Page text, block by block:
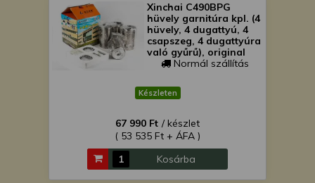
Xinchai C490BPG
hüvely garnitúra kpl. (4
hüvely, 4 dugattyú, 4
csapszeg, 4 dugattyúra
való gyűrű), original
Normál szállítás
Készleten
67 990 Ft / készlet
( 53 535 Ft + ÁFA )
Kosárba